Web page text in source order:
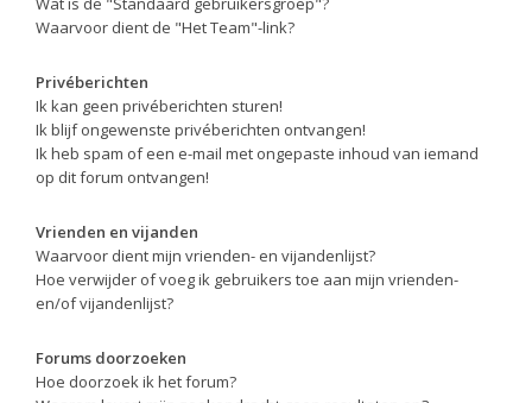
Waarvoor dient de "Het Team"-link?
Privéberichten
Ik kan geen privéberichten sturen!
Ik blijf ongewenste privéberichten ontvangen!
Ik heb spam of een e-mail met ongepaste inhoud van iemand
op dit forum ontvangen!
Vrienden en vijanden
Waarvoor dient mijn vrienden- en vijandenlijst?
Hoe verwijder of voeg ik gebruikers toe aan mijn vrienden-
en/of vijandenlijst?
Forums doorzoeken
Hoe doorzoek ik het forum?